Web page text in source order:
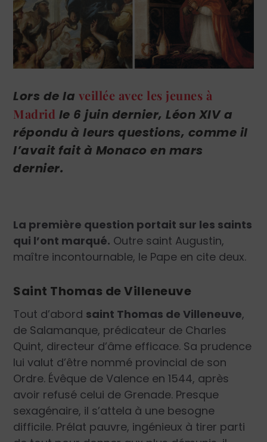
Lors de la veillée avec les jeunes à
Madrid le 6 juin dernier, Léon XIV a
répondu à leurs questions, comme il
l’avait fait à Monaco en mars
dernier.
La première question portait sur les saints
qui l’ont marqué. Outre saint Augustin,
maître incontournable, le Pape en cite deux.
Saint Thomas de Villeneuve
Tout d’abord saint Thomas de Villeneuve,
de Salamanque, prédicateur de Charles
Quint, directeur d’âme efficace. Sa prudence
lui valut d’être nommé provincial de son
Ordre. Évêque de Valence en 1544, après
avoir refusé celui de Grenade. Presque
sexagénaire, il s’attela à une besogne
difficile. Prélat pauvre, ingénieux à tirer parti